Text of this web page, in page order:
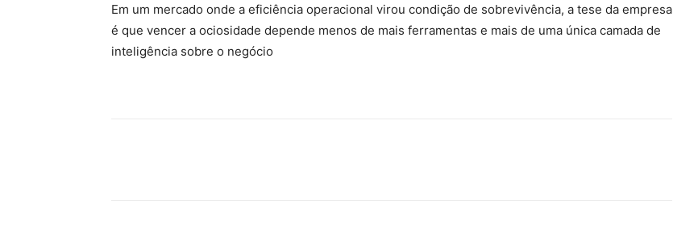
Em um mercado onde a eficiência operacional virou condição de sobrevivência, a tese da empresa
é que vencer a ociosidade depende menos de mais ferramentas e mais de uma única camada de
inteligência sobre o negócio